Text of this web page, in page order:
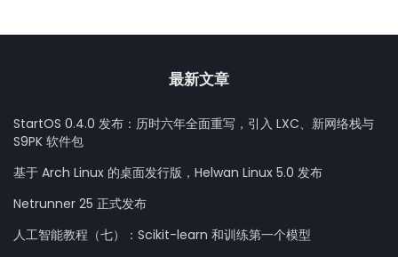
最新文章
StartOS 0.4.0 发布：历时六年全面重写，引入 LXC、新网络栈与
S9PK 软件包
基于 Arch Linux 的桌面发行版，Helwan Linux 5.0 发布
Netrunner 25 正式发布
人工智能教程（七）：Scikit-learn 和训练第一个模型